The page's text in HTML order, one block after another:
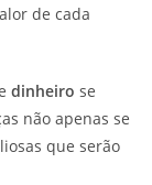
de cada
dinheiro se
não apenas se
que serão